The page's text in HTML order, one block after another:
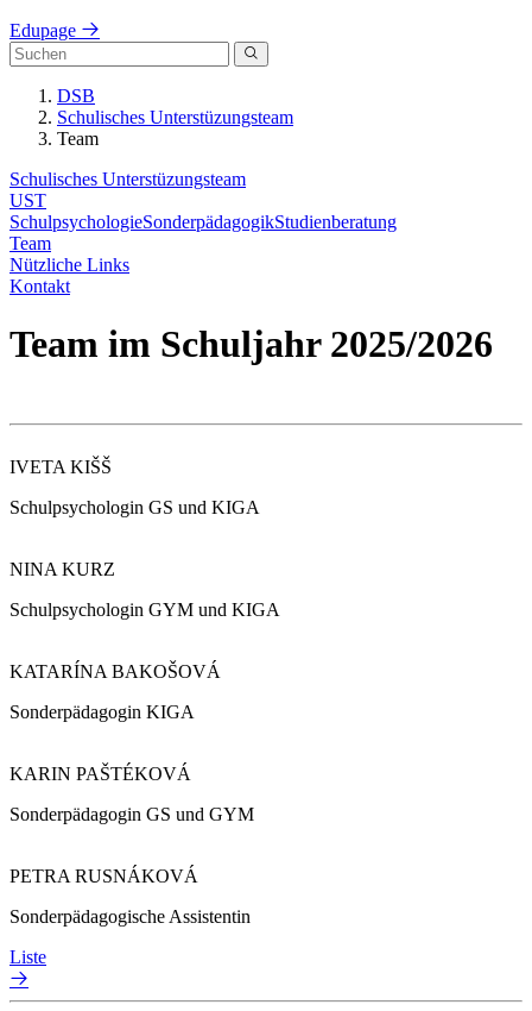
Edupage
DSB
Schulisches Unterstüzungsteam
Team
Schulisches Unterstüzungsteam
UST
SchulpsychologieSonderpädagogikStudienberatung
Team
Nützliche Links
Kontakt
Team im Schuljahr 2025/2026
IVETA KIŠŠ
Schulpsychologin GS und KIGA
NINA KURZ
Schulpsychologin GYM und KIGA
KATARÍNA BAKOŠOVÁ
Sonderpädagogin KIGA
KARIN PAŠTÉKOVÁ
Sonderpädagogin GS und GYM
PETRA RUSNÁKOVÁ
Sonderpädagogische Assistentin
Liste